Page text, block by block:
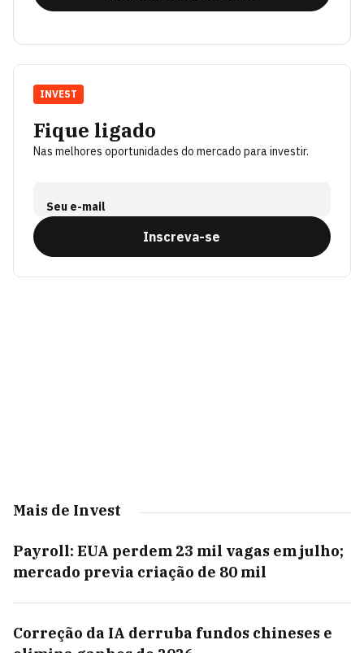
Fique ligado
Nas melhores oportunidades do mercado para investir.
Seu e-mail
Inscreva-se
INVEST
Mais de Invest
Payroll: EUA perdem 23 mil vagas em julho;
mercado previa criação de 80 mil
Correção da IA derruba fundos chineses e